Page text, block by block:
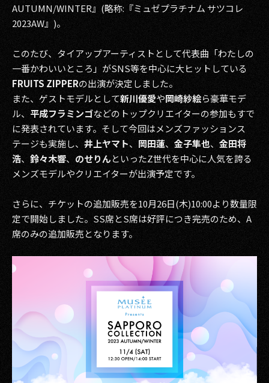
タテドラ
2026
2025
2024
2023
2021
2020
2019
2018
2017
2016
2015
PRIVACY POLICY
AUTUMN/WINTER』(略称:『ミュゼプラチナム サツコレ
2023AW』)。
このたび、タイアップアーティストとして代表曲「わたしの
一番かわいいところ」がSNS等を中心に大ヒットしている
FRUITS ZIPPERの出演が決定しました。
また、ゲストモデルとして新川優愛や岡崎紗絵ら豪華モデ
ル、 平成フラミンゴなどのトップクリエイターの参加もすで
に発表されています。そして今回はメンズファッションス
テージも実施し、 井上ヤマト、 岡田蓮、 金子隼也、 金田将
浩、 鈴々木響、 のせりんといったZ世代を中心に人気を誇る
メンズモデルやクリエイターが出演予定です。
さらに、チケットの追加販売を10月26日(木)10:00より数量限
定で開始しました。SS席とS席は好評につき完売のため、A
席のみの追加販売となります。